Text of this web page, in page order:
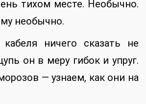
тихом месте. Необычно.
необычно.
ничего сказать не
он в меру гибок и упруг.
— узнаем, как они на